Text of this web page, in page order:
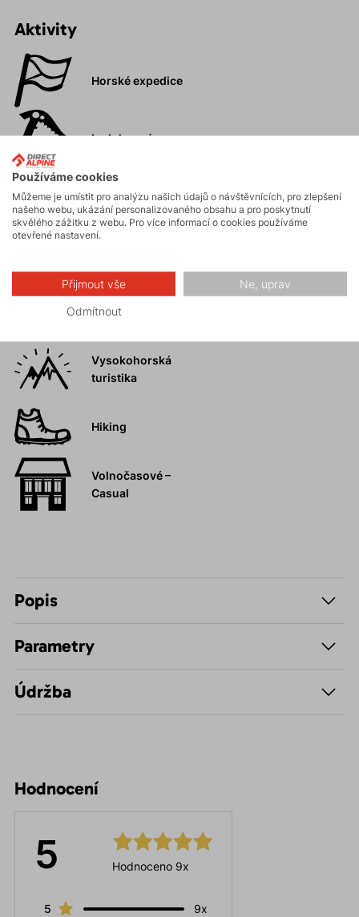
Aktivity
Horské expedice
Ledolezení
Skialpinismus
ferraty
Vysokohorská
turistika
Hiking
Volnočasové –
Casual
Popis
Parametry
Údržba
Hodnocení
5 Hodnoceno 9x
5
9x
Používáme cookies
Můžeme je umístit pro analýzu našich údajů o návštěvnících, pro zlepšení
našeho webu, ukázání personalizovaného obsahu a pro poskytnutí
skvělého zážitku z webu. Pro více informací o cookies používáme
otevřené nastavení.
Přijmout vše Ne, uprav
Odmítnout